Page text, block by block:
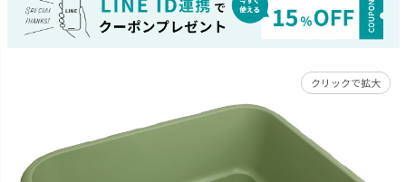
クリックで拡大